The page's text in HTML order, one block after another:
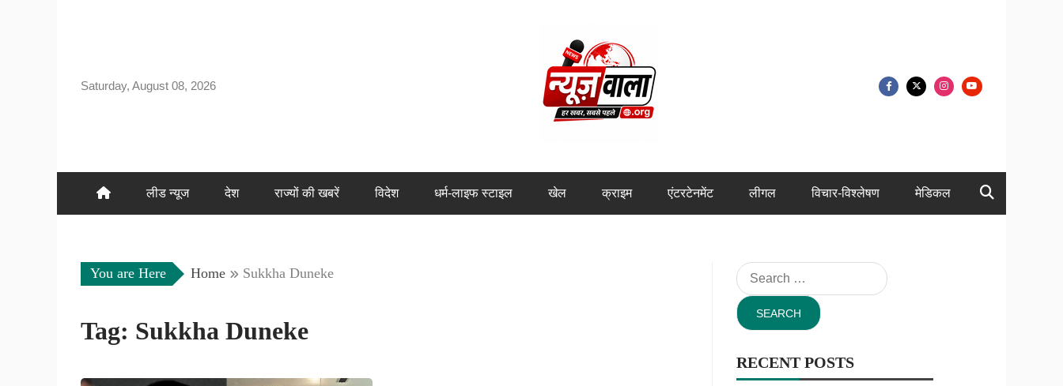
Saturday, August 08, 2026
लीड न्यूज देश राज्यों की खबरें विदेश धर्म-लाइफ स्टाइल खेल क्राइम एंटरटेनमेंट लीगल विचार-विश्लेषण मेडिकल
You are Here Home Sukkha Duneke
Tag: Sukkha Duneke
Search
for:
RECENT POSTS